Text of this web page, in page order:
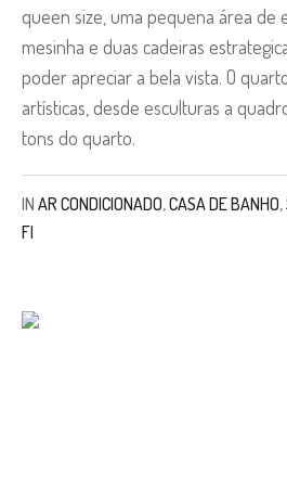
queen size, uma pequena área de
mesinha e duas cadeiras
poder apreciar a bela vista. O
artísticas, desde esculturas a
tons do quarto.
IN AR CONDICIONADO,CASA DE BANHO,
FI